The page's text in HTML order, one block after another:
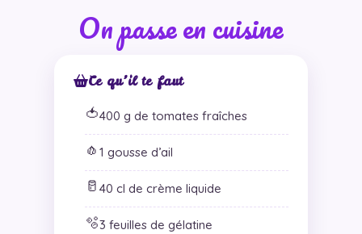
On passe en cuisine
Ce qu’il te faut
🍅400 g de tomates fraîches
🧄 1 gousse d’ail
🥛 40 cl de crème liquide
🫧3 feuilles de gélatine